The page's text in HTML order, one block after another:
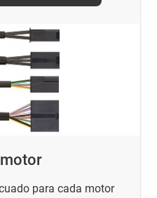
para cada motor